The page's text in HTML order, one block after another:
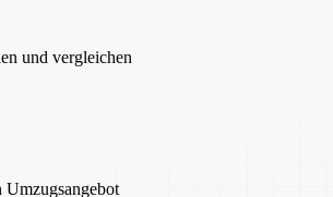
und vergleichen
Umzugsangebot